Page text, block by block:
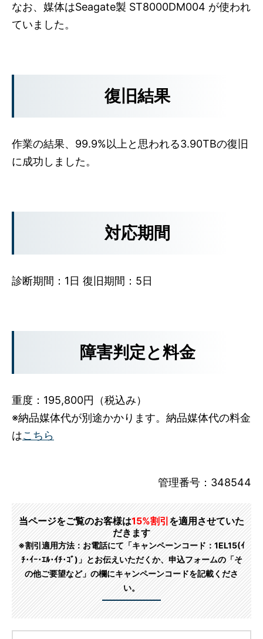
なお、媒体はSeagate製 ST8000DM004 が使われ
ていました。
復旧結果
作業の結果、99.9%以上と思われる3.90TBの復旧
に成功しました。
対応期間
診断期間：1日 復旧期間：5日
障害判定と料金
重度：195,800円（税込み）
※納品媒体代が別途かかります。納品媒体代の料金
はこちら
管理番号：348544
当ページをご覧のお客様は15%割引 を適用させていた
だきます
※割引適用方法：お電話にて「キャンペーンコード：1EL15(ｲ
ﾁ･ｲｰ･ｴﾙ･ｲﾁ･ｺﾞ)」とお伝えいただくか、申込フォームの「そ
の他ご要望など」の欄にキャンペーンコードを記載くださ
い。